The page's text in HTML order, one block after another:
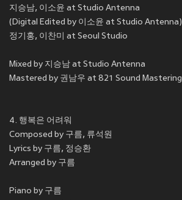
지승남, 이소윤 at Studio Antenna
(Digital Edited by 이소윤 at Studio Antenna)
정기홍, 이찬미 at Seoul Studio
Mixed by 지승남 at Studio Antenna
Mastered by 권남우 at 821 Sound Mastering
4. 행복은 어려워
Composed by 구름, 류석원
Lyrics by 구름, 정승환
Arranged by 구름
Piano by 구름